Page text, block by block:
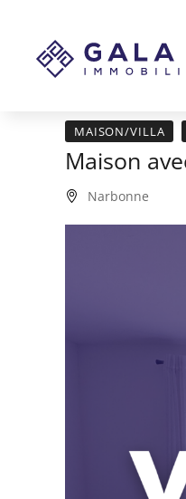
MAISON/VILLA
Maison
Narbonne